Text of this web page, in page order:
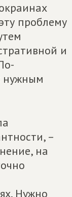
проблему
и
нужным
–
на
Нужно